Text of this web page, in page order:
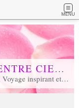
MENU
POÉSIES D'ANNA-LINE, ENTRE CIEL ET TERRE...
Voyage poétique où toute âme est conviée, Voyage inspirant et inspiré, Voyage en soi et d'unité, Voyage au coeur de notre réalité...